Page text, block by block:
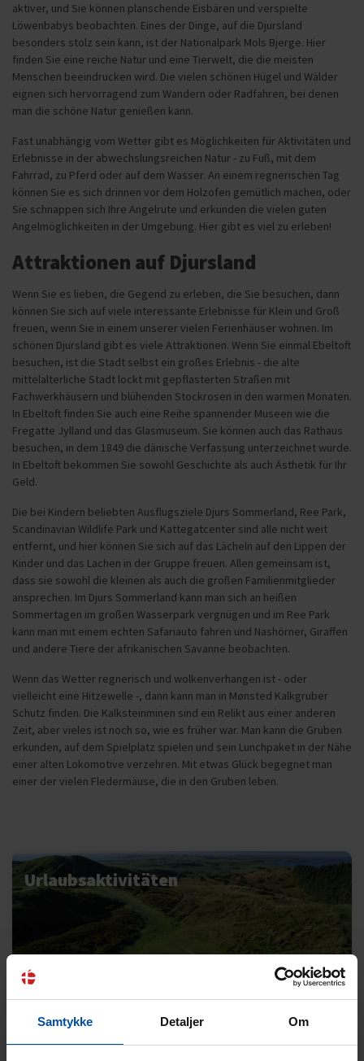
Samtykke Detaljer Om
aktiver, und Sie können planschende Eisbären und verspielte
Löwenbabys beobachten. Eines der Dinge, auf die Djursland
besonders stolz sein kann, ist der Nationalpark Mols Bjerge. Hier
finden Sie eine reiche Natur und eine Tierwelt, die die meisten
Menschen beeindrucken wird. Die vielen schönen Hügel und Wälder
eignen sich hervorragend zum Wandern oder Radfahren, bei denen
man die schöne Natur genießen kann.
Fast unabhängig vom Wetter gibt es Möglichkeiten für Aktivitäten und
Erlebnisse in der abwechslungsreichen Natur - zu Fuß, mit dem
Fahrrad, zu Pferd oder auf dem Wasser. An einem regnerischen Tag
können Sie es sich drinnen vor dem Holzofen gemütlich machen, oder
Sie schnappen sich Ihre Angelrute und erkunden die vielen guten
Angelmöglichkeiten in der Umgebung. Hier gibt es viel zu erleben!
Attraktionen auf Djursland
Wenn Sie es lieben, die Gegend zu erleben, die Sie besuchen, dann
können Sie sich auf viele interessante Erlebnisse für Klein und Groß
freuen, wenn Sie in einem unserer vielen Ferienhäuser wohnen. Im
schönen Djursland gibt es viele Attraktionen. Wenn Sie einmal Ebeltoft
besuchen, ist die Stadt selbst ein großes Erlebnis - die alte
mittelalterliche Stadt lockt mit gepflasterten Straßen mit
Fachwerkhäusern und blühenden Stockrosen in den warmen Monaten.
In Ebeltoft finden Sie auch eine Reihe spannender Museen wie die
Fregatte Jylland und das Glasmuseum. Sie können auch das Rathaus
besuchen, in dem 1849 die dänische Verfassung unterzeichnet wurde.
In Ebeltoft bekommen Sie sowohl Geschichte als auch Ästhetik für Ihr
Geld.
Die bei Kindern beliebten Ausflugsziele Djurs Sommerland, Ree Park,
Scandinavian Wildlife Park und Kattegatcenter sind alle nicht weit
entfernt, und hier können Sie sich auf das Lächeln auf den Lippen der
Kinder und das Lachen in der Gruppe freuen. Allen gemeinsam ist,
dass sie sowohl die kleinen als auch die großen Familienmitglieder
ansprechen. Im Djurs Sommerland kann man sich an heißen
Sommertagen im großen Wasserpark vergnügen und im Ree Park
kann man mit einem echten Safariauto fahren und Nashörner, Giraffen
und andere Tiere der afrikanischen Savanne beobachten.
Wenn das Wetter regnerisch und wolkenverhangen ist - oder
vielleicht eine Hitzewelle -, dann kann man in Mønsted Kalkgruber
Schutz finden. Die Kalksteinminen sind ein Relikt aus einer anderen
Zeit, aber vieles ist noch so, wie es früher war. Man kann die Gruben
erkunden, auf dem Spielplatz spielen und sein Lunchpaket in der Nähe
einer alten Lokomotive verzehren. Mit etwas Glück begegnet man
einer der vielen Fledermäuse, die in den Gruben leben.
Urlaubsaktivitäten